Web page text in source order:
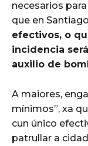
necesarios
que en Santiago
efectivos, o
incidencia
auxilio de
A maiores,
mínimos”, xa
cun único
patrullar a